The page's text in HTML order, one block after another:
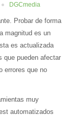
DGCmedia
Probar de forma
magnitud es un
es actualizada
que pueden afectar
errores que no
muy
automatizados